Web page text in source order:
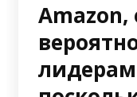
Amazon,